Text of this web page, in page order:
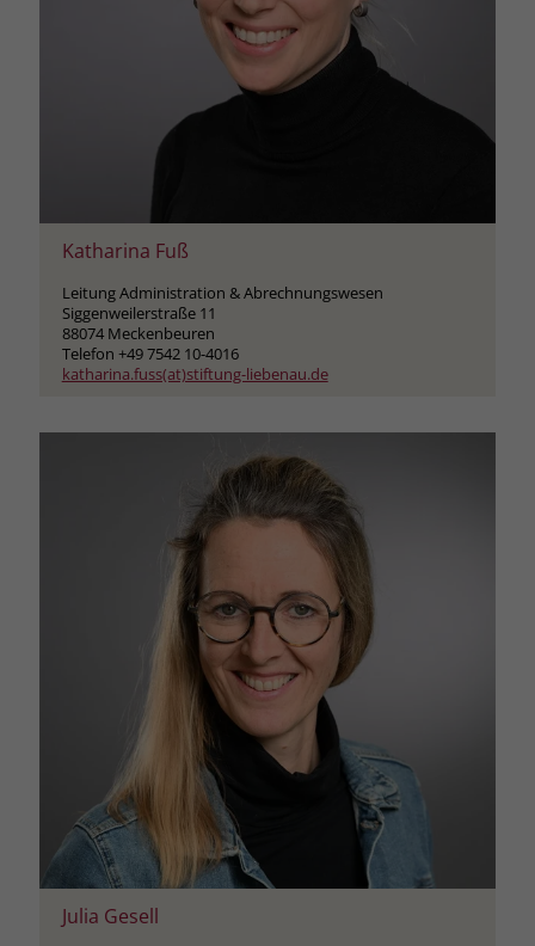
Katharina Fuß
Leitung Administration & Abrechnungswesen
Siggenweilerstraße 11
88074 Meckenbeuren
Telefon +49 7542 10-4016
katharina.fuss(at)stiftung-liebenau.de
Julia Gesell